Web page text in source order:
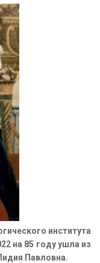
института
на 85 году ушла из
Павловна.